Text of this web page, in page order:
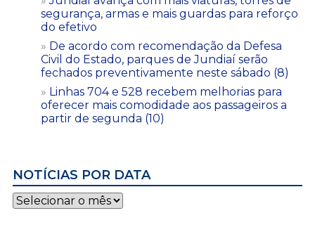
segurança, armas e mais guardas para reforço
do efetivo
De acordo com recomendação da Defesa
Civil do Estado, parques de Jundiaí serão
fechados preventivamente neste sábado (8)
Linhas 704 e 528 recebem melhorias para
oferecer mais comodidade aos passageiros a
partir de segunda (10)
NOTÍCIAS POR DATA
Notícias
por